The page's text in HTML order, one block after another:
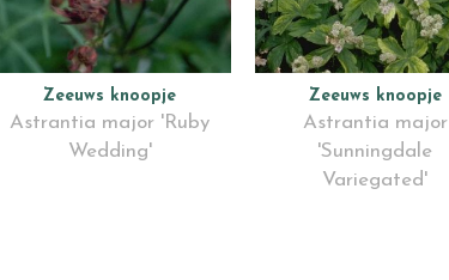
Zeeuws knoopje
Astrantia major 'Ruby
Wedding'
Zeeuws knoopje
Astrantia major
'Sunningdale
Variegated'